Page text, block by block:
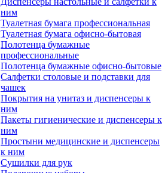
ним
Туалетная бумага профессиональная
Туалетная бумага офисно-бытовая
Полотенца бумажные
профессиональные
Полотенца бумажные офисно-бытовые
Салфетки столовые и подставки для
чашек
Покрытия на унитаз и диспенсеры к
ним
Пакеты гигиенические и диспенсеры к
ним
Простыни медицинские и диспенсеры
к ним
Сушилки для рук